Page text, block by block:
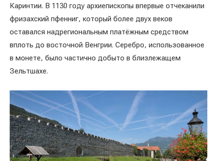
Каринтии. В 1130 году архиепископы впервые отчеканили
фризахский пфенниг, который более двух веков
оставался надрегиональным платёжным средством
вплоть до восточной Венгрии. Серебро, использованное
в монете, было частично добыто в близлежащем
Зельтшахе.